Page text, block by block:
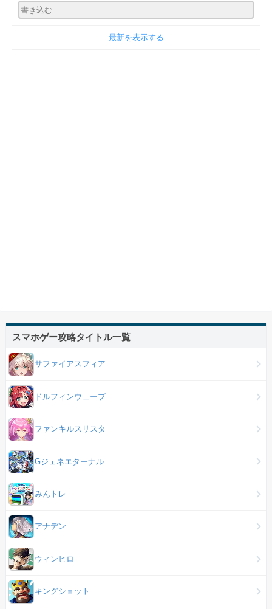
最新を表示する
スマホゲー攻略タイトル一覧
サファイアスフィア
ドルフィンウェーブ
ファンキルスリスタ
Gジェネエターナル
みんトレ
アナデン
ウィンヒロ
キングショット